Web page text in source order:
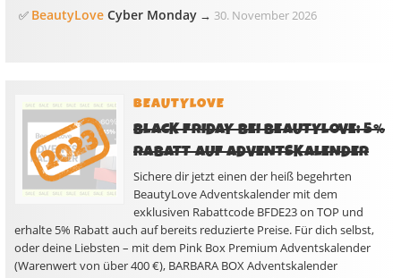
✅ BeautyLove Cyber Monday → 30. November 2026
BEAUTYLOVE
BLACK FRIDAY BEI BEAUTYLOVE: 5%
RABATT AUF ADVENTSKALENDER
Sichere dir jetzt einen der heiß begehrten
BeautyLove Adventskalender mit dem
exklusiven Rabattcode BFDE23 on TOP und
erhalte 5% Rabatt auch auf bereits reduzierte Preise. Für dich selbst,
oder deine Liebsten – mit dem Pink Box Premium Adventskalender
(Warenwert von über 400 €), BARBARA BOX Adventskalender